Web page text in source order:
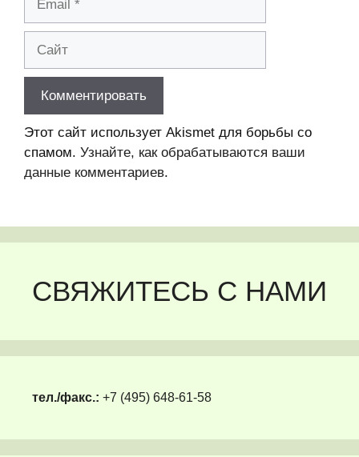
Этот сайт использует Akismet для борьбы со
спамом. Узнайте, как обрабатываются ваши
данные комментариев.
СВЯЖИТЕСЬ С НАМИ
тел./факс.: +7 (495) 648-61-58